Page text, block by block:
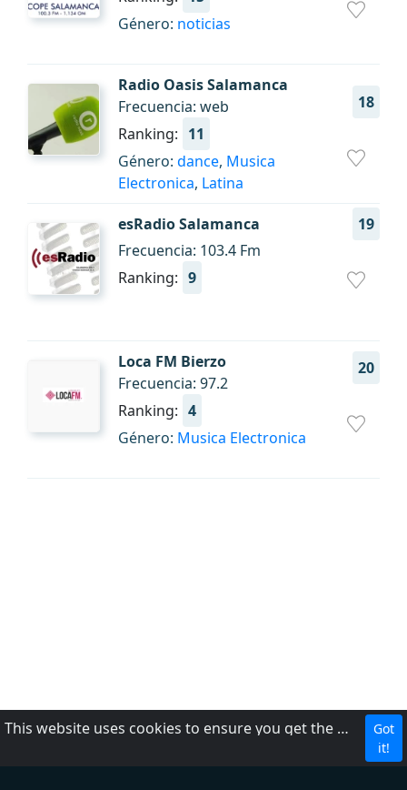
Género: noticias
Radio Oasis Salamanca
18
Frecuencia: web
Ranking: 11
Género: dance, Musica
Electronica, Latina
esRadio Salamanca
19
Frecuencia: 103.4 Fm
Ranking: 9
Loca FM Bierzo 20
Frecuencia: 97.2
Ranking: 4
Género: Musica Electronica
This website uses cookies to ensure you get the best experience on our website.
Got
it!